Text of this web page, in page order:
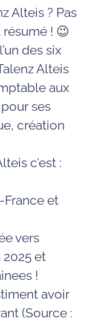
Alteis ? Pas
! 😉
des six
Alteis
aux
ses
création
c’est :
France et
vers
et
!
avoir
(Source :